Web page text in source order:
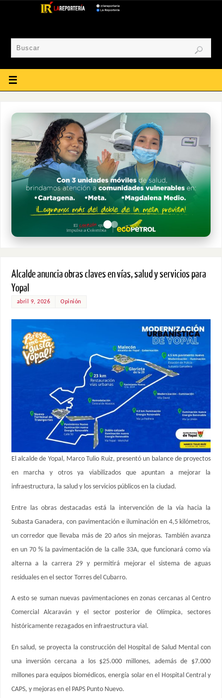
Alcalde anuncia obras claves en vías, salud y servicios para
Yopal
abril 9, 2026 Opinión
El alcalde de Yopal, Marco Tulio Ruiz, presentó un balance de proyectos
en marcha y otros ya viabilizados que apuntan a mejorar la
infraestructura, la salud y los servicios públicos en la ciudad.
Entre las obras destacadas está la intervención de la vía hacia la
Subasta Ganadera, con pavimentación e iluminación en 4,5 kilómetros,
un corredor que llevaba más de 20 años sin mejoras. También avanza
en un 70 % la pavimentación de la calle 33A, que funcionará como vía
alterna a la carrera 29 y permitirá mejorar el sistema de aguas
residuales en el sector Torres del Cubarro.
A esto se suman nuevas pavimentaciones en zonas cercanas al Centro
Comercial Alcaraván y el sector posterior de Olímpica, sectores
históricamente rezagados en infraestructura vial.
En salud, se proyecta la construcción del Hospital de Salud Mental con
una inversión cercana a los $25.000 millones, además de $7.000
millones para equipos biomédicos, energía solar en el Hospital Central y
CAPS, y mejoras en el PAPS Punto Nuevo.